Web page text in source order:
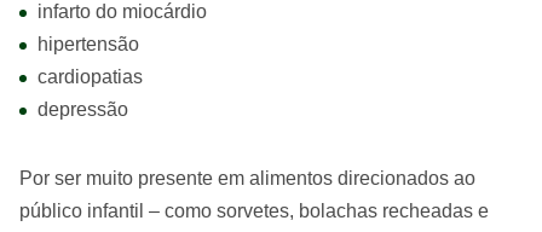
infarto do miocárdio
hipertensão
cardiopatias
depressão
Por ser muito presente em alimentos direcionados ao
público infantil – como sorvetes, bolachas recheadas e